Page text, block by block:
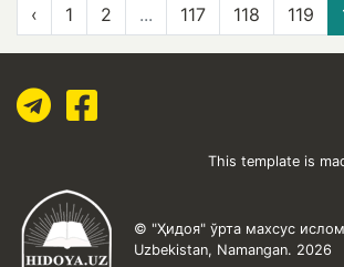
‹ 1 2 ... 117 118 119
This template is
© "Ҳидоя" ўрта махсус
Uzbekistan, Namangan. 2026